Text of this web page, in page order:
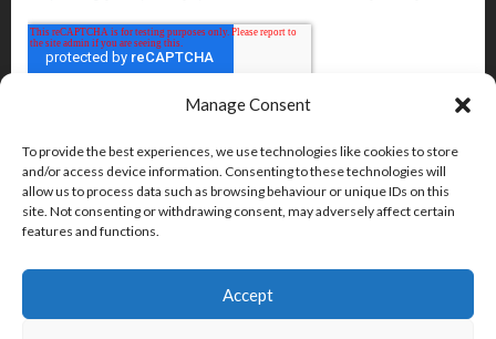
Manage Consent
To provide the best experiences, we use technologies like cookies to store
and/or access device information. Consenting to these technologies will
allow us to process data such as browsing behaviour or unique IDs on this
site. Not consenting or withdrawing consent, may adversely affect certain
features and functions.
Accept